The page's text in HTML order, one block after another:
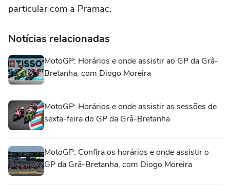
particular com a Pramac.
Notícias relacionadas
MotoGP: Horários e onde assistir ao GP da Grã-
Bretanha, com Diogo Moreira
MotoGP: Horários e onde assistir as sessões de
sexta-feira do GP da Grã-Bretanha
MotoGP: Confira os horários e onde assistir o
GP da Grã-Bretanha, com Diogo Moreira